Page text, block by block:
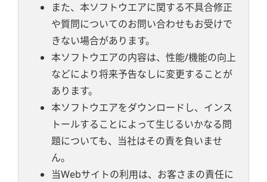
また、本ソフトウエアに関する不具合修正
や質問についてのお問い合わせもお受けで
きない場合があります。
本ソフトウエアの内容は、性能/機能の向上
などにより将来予告なしに変更することが
あります。
本ソフトウエアをダウンロードし、インス
トールすることによって生じるいかなる問
題についても、当社はその責を負いませ
ん。
当Webサイトの利用は、お客さまの責任に